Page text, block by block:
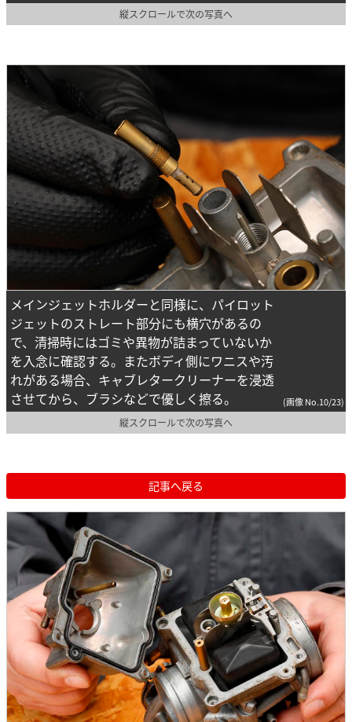
縦スクロールで次の写真へ
メインジェットホルダーと同様に、パイロット
ジェットのストレート部分にも横穴があるの
で、清掃時にはゴミや異物が詰まっていないか
を入念に確認する。またボディ側にワニスや汚
れがある場合、キャブレタークリーナーを浸透
させてから、ブラシなどで優しく擦る。
(画像 No.10/23)
縦スクロールで次の写真へ
記事へ戻る